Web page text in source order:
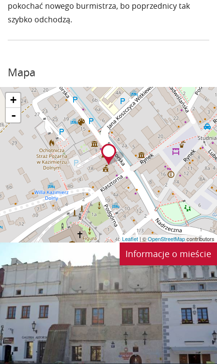
pokochać nowego burmistrza, bo poprzednicy tak
szybko odchodzą.
Mapa
+
-
Leaflet | ©OpenStreetMapcontributors
Informacje o mieście